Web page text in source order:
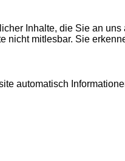
Inhalte, die Sie an
mitlesbar. Sie
automatisch